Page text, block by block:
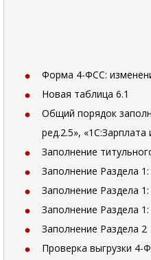
Форма 4-ФСС:
Новая таблица 6.1
Общий порядок
ред.2.5»,
Заполнение
Заполнение Раздела
Заполнение Раздела
Заполнение Раздела
Заполнение Раздела 2
Проверка выгрузки 4-